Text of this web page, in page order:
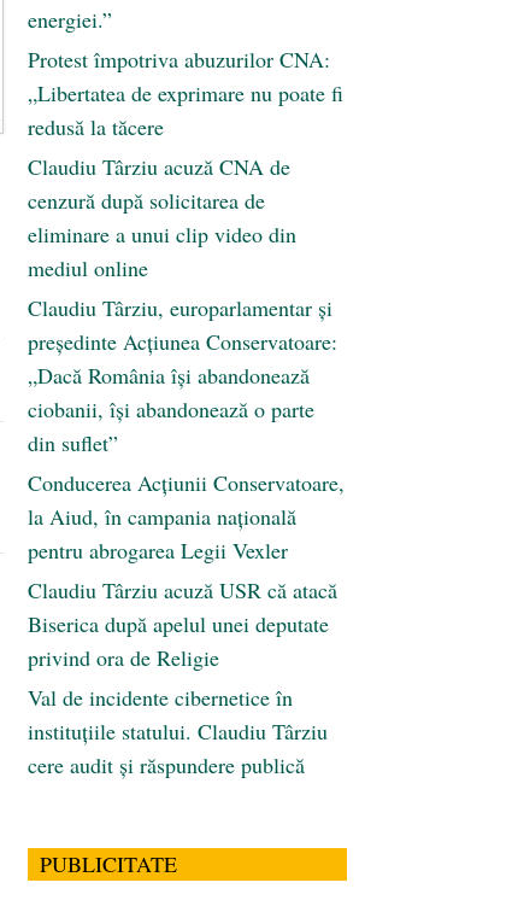
energiei.”
Protest împotriva abuzurilor CNA:
„Libertatea de exprimare nu poate fi
redusă la tăcere
Claudiu Târziu acuză CNA de
cenzură după solicitarea de
eliminare a unui clip video din
mediul online
Claudiu Târziu, europarlamentar și
președinte Acțiunea Conservatoare:
„Dacă România își abandonează
ciobanii, își abandonează o parte
din suflet”
Conducerea Acțiunii Conservatoare,
la Aiud, în campania națională
pentru abrogarea Legii Vexler
Claudiu Târziu acuză USR că atacă
Biserica după apelul unei deputate
privind ora de Religie
Val de incidente cibernetice în
instituțiile statului. Claudiu Târziu
cere audit și răspundere publică
PUBLICITATE